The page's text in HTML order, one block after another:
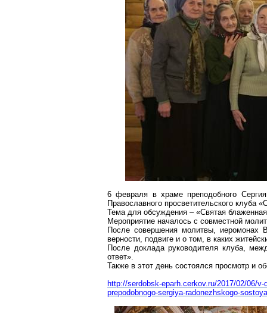
6 февраля в храме преподобного
Православного просветительского клуба
Тема для обсуждения – «Святая
Мероприятие началось с совместной
После совершения молитвы, иеромонах
верности, подвиге и о том, в каких
После доклада руководителя клуба,
ответ».
Также в этот день состоялся просмотр и
http://serdobsk-eparh.cerkov.ru/2017/02/06/
prepodobnogo-sergiya-radonezhskogo-